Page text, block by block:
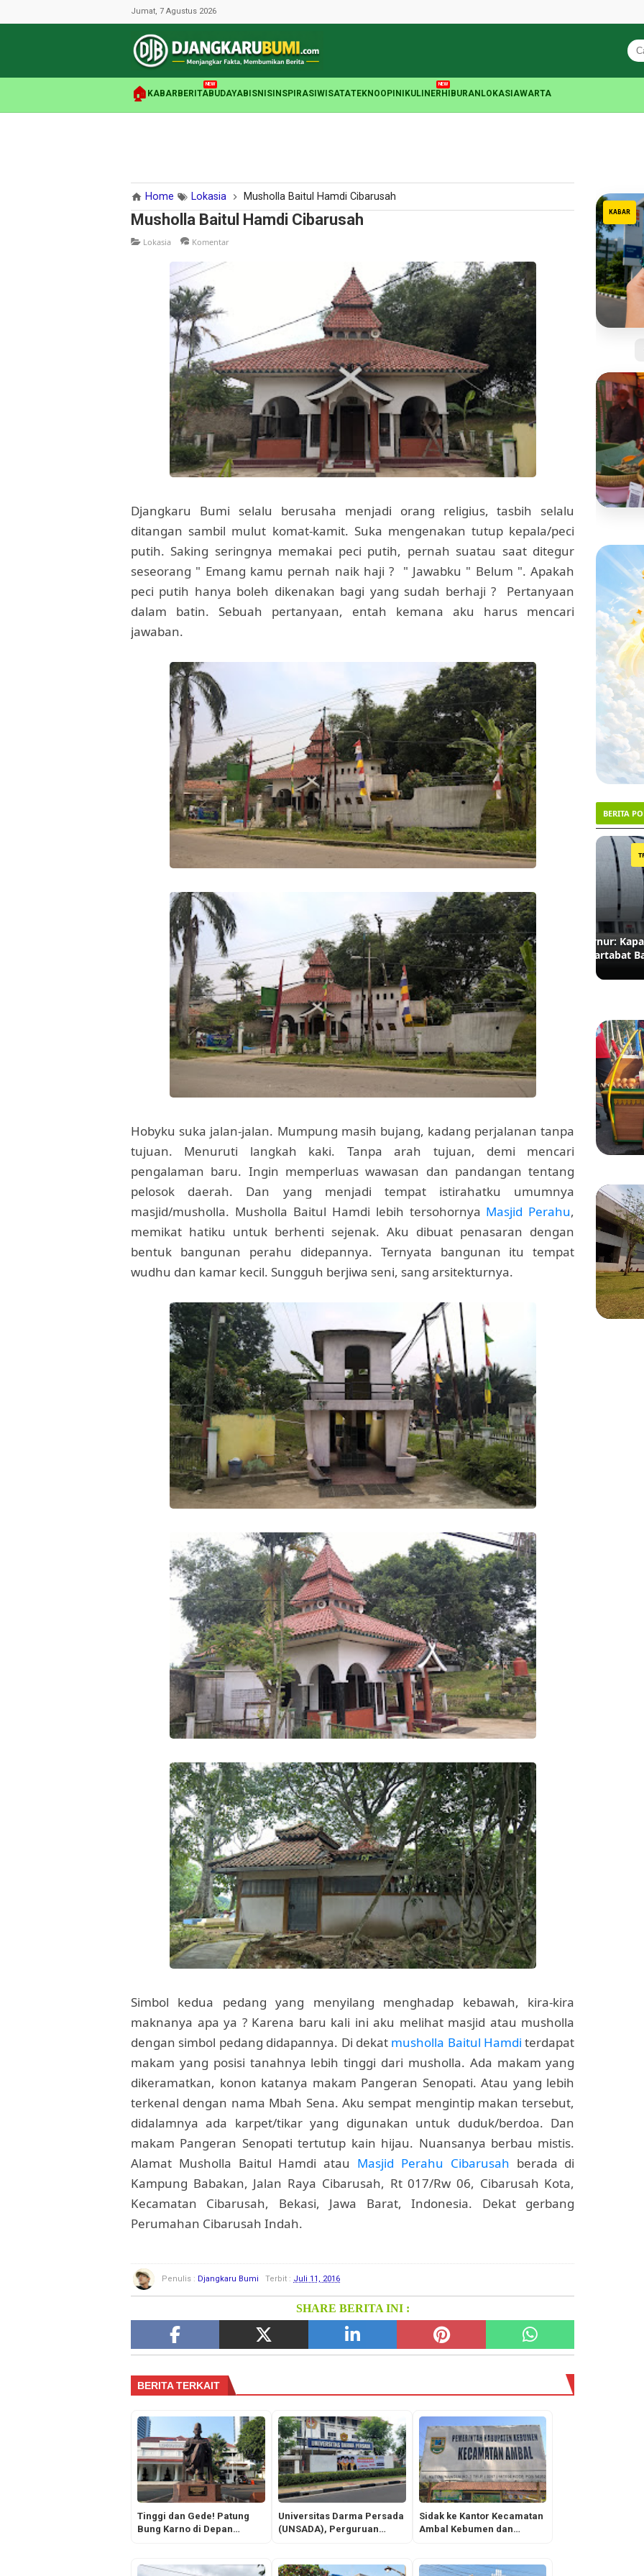
Jumat, 7 Agustus 2026
🏠 KABAR BERITA
NEW
BUDAYABISNIS INSPIRASI WISATATEKNOOPINI KULINER
NEW
HIBURAN LOKASIAWARTA
Home Lokasia Musholla Baitul Hamdi Cibarusah
Musholla Baitul Hamdi Cibarusah
Lokasia Komentar
Djangkaru Bumi selalu berusaha menjadi orang religius, tasbih selalu
ditangan sambil mulut komat-kamit. Suka mengenakan tutup kepala/peci
putih. Saking seringnya memakai peci putih, pernah suatau saat ditegur
seseorang " Emang kamu pernah naik haji ? " Jawabku " Belum ". Apakah
peci putih hanya boleh dikenakan bagi yang sudah berhaji ? Pertanyaan
dalam batin. Sebuah pertanyaan, entah kemana aku harus mencari
jawaban.
Hobyku suka jalan-jalan. Mumpung masih bujang, kadang perjalanan tanpa
tujuan. Menuruti langkah kaki. Tanpa arah tujuan, demi mencari
pengalaman baru. Ingin memperluas wawasan dan pandangan tentang
pelosok daerah. Dan yang menjadi tempat istirahatku umumnya
masjid/musholla. Musholla Baitul Hamdi lebih tersohornya Masjid Perahu,
memikat hatiku untuk berhenti sejenak. Aku dibuat penasaran dengan
bentuk bangunan perahu didepannya. Ternyata bangunan itu tempat
wudhu dan kamar kecil. Sungguh berjiwa seni, sang arsitekturnya.
Simbol kedua pedang yang menyilang menghadap kebawah, kira-kira
maknanya apa ya ? Karena baru kali ini aku melihat masjid atau musholla
dengan simbol pedang didapannya. Di dekat musholla Baitul Hamdi terdapat
makam yang posisi tanahnya lebih tinggi dari musholla. Ada makam yang
dikeramatkan, konon katanya makam Pangeran Senopati. Atau yang lebih
terkenal dengan nama Mbah Sena. Aku sempat mengintip makan tersebut,
didalamnya ada karpet/tikar yang digunakan untuk duduk/berdoa. Dan
makam Pangeran Senopati tertutup kain hijau. Nuansanya berbau mistis.
Alamat Musholla Baitul Hamdi atau Masjid Perahu Cibarusah berada di
Kampung Babakan, Jalan Raya Cibarusah, Rt 017/Rw 06, Cibarusah Kota,
Kecamatan Cibarusah, Bekasi, Jawa Barat, Indonesia. Dekat gerbang
Perumahan Cibarusah Indah.
Penulis : Djangkaru Bumi Terbit : Juli 11, 2016
SHARE BERITA INI :
BERITA TERKAIT
Tinggi dan Gede! Patung
Bung Karno di Depan
Republik Indonesia Jakarta
Universitas Darma Persada
(UNSADA), Perguruan
Dibanggakan
Sidak ke Kantor Kecamatan
Ambal Kebumen dan
KABAR
Kartu
Tanpa
yang
BERITA
1
Menanti Ketegasan Gubernur: Kapan Nama
JIS Dinasionalkan demi Martabat Bahasa?
Lahan
Manis
Bang